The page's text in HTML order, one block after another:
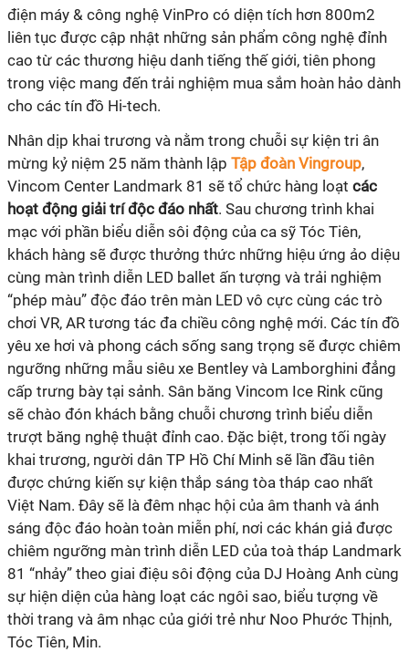
điện máy & công nghệ VinPro có diện tích hơn 800m2
liên tục được cập nhật những sản phẩm công nghệ đỉnh
cao từ các thương hiệu danh tiếng thế giới, tiên phong
trong việc mang đến trải nghiệm mua sắm hoàn hảo dành
cho các tín đồ Hi-tech.
Nhân dịp khai trương và nằm trong chuỗi sự kiện tri ân
mừng kỷ niệm 25 năm thành lập Tập đoàn Vingroup,
Vincom Center Landmark 81 sẽ tổ chức hàng loạt các
hoạt động giải trí độc đáo nhất. Sau chương trình khai
mạc với phần biểu diễn sôi động của ca sỹ Tóc Tiên,
khách hàng sẽ được thưởng thức những hiệu ứng ảo diệu
cùng màn trình diễn LED ballet ấn tượng và trải nghiệm
“phép màu” độc đáo trên màn LED vô cực cùng các trò
chơi VR, AR tương tác đa chiều công nghệ mới. Các tín đồ
yêu xe hơi và phong cách sống sang trọng sẽ được chiêm
ngưỡng những mẫu siêu xe Bentley và Lamborghini đẳng
cấp trưng bày tại sảnh. Sân băng Vincom Ice Rink cũng
sẽ chào đón khách bằng chuỗi chương trình biểu diễn
trượt băng nghệ thuật đỉnh cao. Đặc biệt, trong tối ngày
khai trương, người dân TP Hồ Chí Minh sẽ lần đầu tiên
được chứng kiến sự kiện thắp sáng tòa tháp cao nhất
Việt Nam. Đây sẽ là đêm nhạc hội của âm thanh và ánh
sáng độc đáo hoàn toàn miễn phí, nơi các khán giả được
chiêm ngưỡng màn trình diễn LED của toà tháp Landmark
81 “nhảy” theo giai điệu sôi động của DJ Hoàng Anh cùng
sự hiện diện của hàng loạt các ngôi sao, biểu tượng về
thời trang và âm nhạc của giới trẻ như Noo Phước Thịnh,
Tóc Tiên, Min.